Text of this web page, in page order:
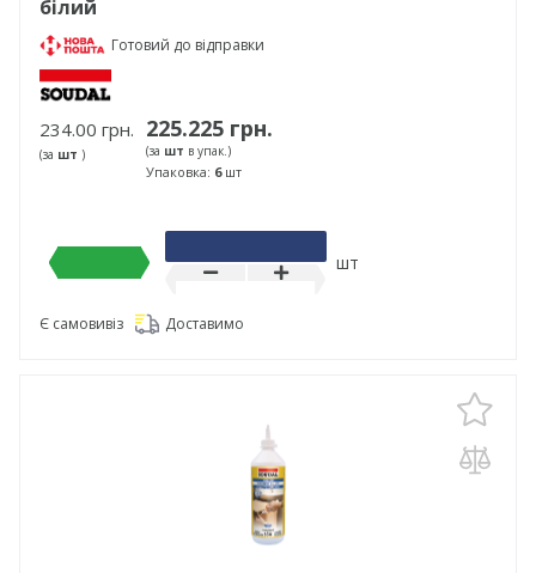
білий
Готовий до відправки
234.00 грн.
(за шт )
225.225 грн.
(за шт в упак.)
Упаковка: 6шт
шт
Є самовивіз Доставимо